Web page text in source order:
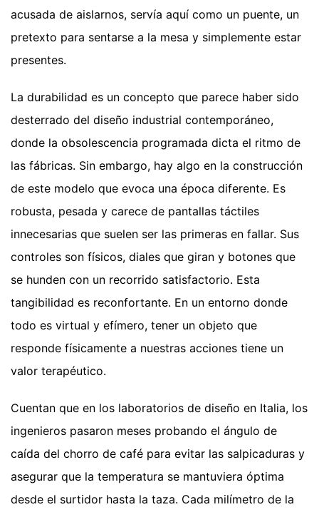
acusada de aislarnos, servía aquí como un puente, un
pretexto para sentarse a la mesa y simplemente estar
presentes.
La durabilidad es un concepto que parece haber sido
desterrado del diseño industrial contemporáneo,
donde la obsolescencia programada dicta el ritmo de
las fábricas. Sin embargo, hay algo en la construcción
de este modelo que evoca una época diferente. Es
robusta, pesada y carece de pantallas táctiles
innecesarias que suelen ser las primeras en fallar. Sus
controles son físicos, diales que giran y botones que
se hunden con un recorrido satisfactorio. Esta
tangibilidad es reconfortante. En un entorno donde
todo es virtual y efímero, tener un objeto que
responde físicamente a nuestras acciones tiene un
valor terapéutico.
Cuentan que en los laboratorios de diseño en Italia, los
ingenieros pasaron meses probando el ángulo de
caída del chorro de café para evitar las salpicaduras y
asegurar que la temperatura se mantuviera óptima
desde el surtidor hasta la taza. Cada milímetro de la